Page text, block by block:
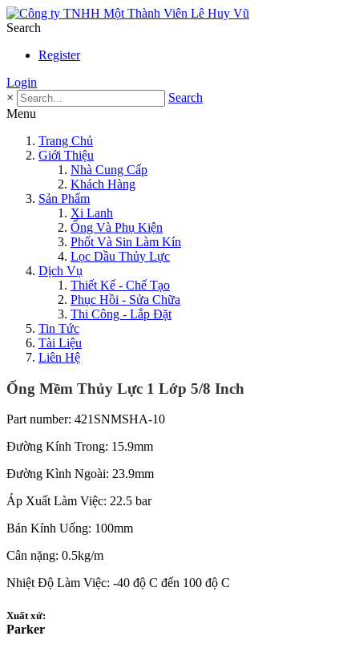
Search
Register
Login
×
Search
Menu
Trang Chủ
Giới Thiệu
Nhà Cung Cấp
Khách Hàng
Sản Phẩm
Xi Lanh
Ống Và Phụ Kiện
Phốt Và Sin Làm Kín
Lọc Dầu Thủy Lực
Dịch Vụ
Thiết Kế - Chế Tạo
Phục Hồi - Sửa Chữa
Thi Công - Lắp Đặt
Tin Tức
Tài Liệu
Liên Hệ
Ống Mềm Thủy Lực 1 Lớp 5/8 Inch
Part number: 421SNMSHA-10
Đường Kính Trong: 15.9mm
Đường Kình Ngoài: 23.9mm
Áp Xuất Làm Việc: 22.5 bar
Bán Kính Uống: 100mm
Cân nặng: 0.5kg/m
Nhiệt Độ Làm Việc: -40 độ C đến 100 độ C
Xuất xứ:
Parker